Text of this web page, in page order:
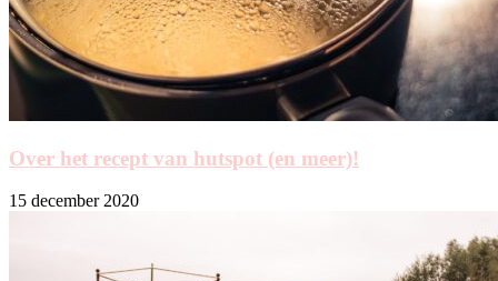
Over het recept van hutspot (en meer)!
15 december 2020